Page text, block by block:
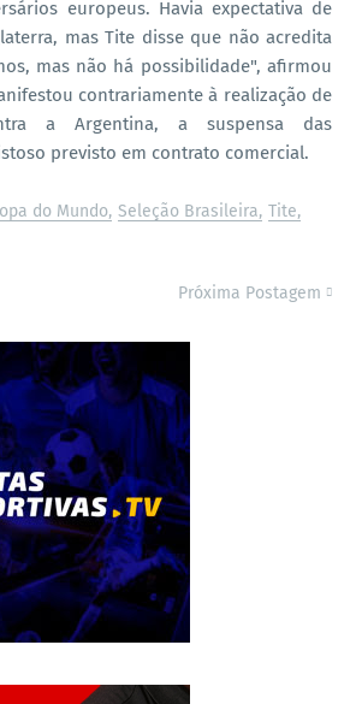
europeus. Havia expectativa de
mas Tite disse que não acredita
mas não há possibilidade", afirmou
contrariamente à realização de
a Argentina, a suspensa das
previsto em contrato comercial.
do Mundo Seleção Brasileira Tite
Próxima Postagem